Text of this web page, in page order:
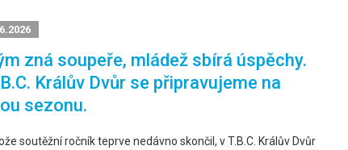
zná soupeře, mládež sbírá úspěchy.
Králův Dvůr se připravujeme na
sezonu.
soutěžní ročník teprve nedávno skončil, v T.B.C. Králův Dvůr